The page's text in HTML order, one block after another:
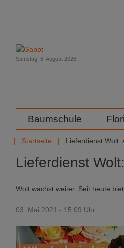
Samstag, 8. August 2026
Baumschule
Startseite Lieferdienst Wolt:
Lieferdienst
Wolt wächst weiter. Seit heute
03. Mai 2021 - 15:09 Uhr